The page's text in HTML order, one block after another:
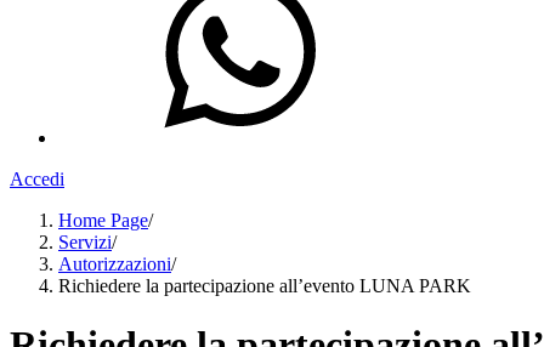
Accedi
Home Page/
Servizi/
Autorizzazioni/
Richiedere la partecipazione all’evento LUNA PARK